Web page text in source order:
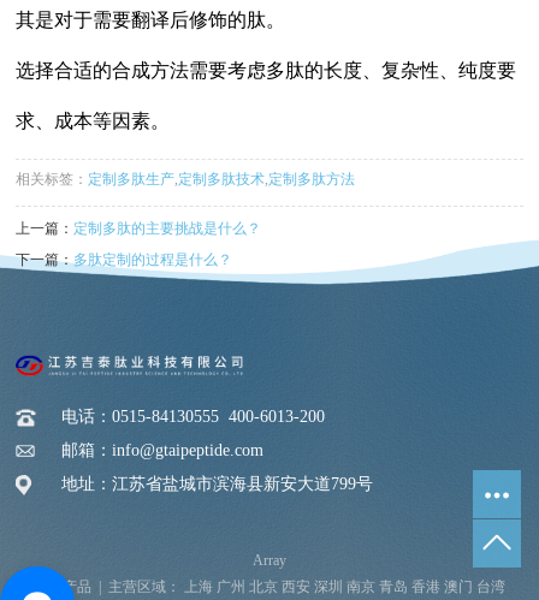
其是对于需要翻译后修饰的肽。
选择合适的合成方法需要考虑多肽的长度、复杂性、纯度要
求、成本等因素。
相关标签： 定制多肽生产,定制多肽技术,定制多肽方法
上一篇： 定制多肽的主要挑战是什么？
下一篇：多肽定制的过程是什么？
电话：0515-84130555 400-6013-200
邮箱：info@gtaipeptide.com
地址：江苏省盐城市滨海县新安大道799号
Array
热推产品 | 主营区域： 上海 广州 北京 西安 深圳 南京 青岛 香港 澳门 台湾